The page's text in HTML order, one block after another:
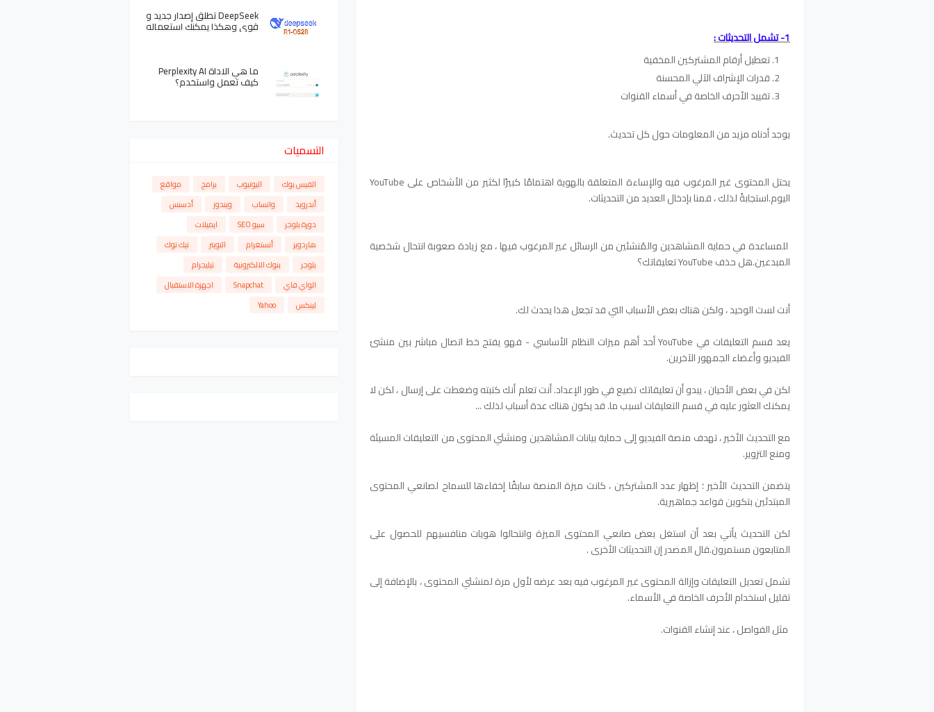
1- تشمل التحديثات :
تعطيل أرقام المشتركين المخفية
قدرات الإشراف الآلي المحسنة
تقييد الأحرف الخاصة في أسماء القنوات
يوجد أدناه مزيد من المعلومات حول كل تحديث.
يحتل المحتوى غير المرغوب فيه والإساءة المتعلقة بالهوية اهتمامًا كبيرًا لكثير من الأشخاص على YouTube
اليوم.استجابةً لذلك ، قمنا بإدخال العديد من التحديثات.
للمساعدة في حماية المشاهدين والمُنشئين من الرسائل غير المرغوب فيها ، مع زيادة صعوبة انتحال شخصية
المبدعين.هل حذف YouTube تعليقاتك؟
أنت لست الوحيد ، ولكن هناك بعض الأسباب التي قد تجعل هذا يحدث لك.
يعد قسم التعليقات في YouTube أحد أهم ميزات النظام الأساسي - فهو يفتح خط اتصال مباشر بين منشئ
الفيديو وأعضاء الجمهور الآخرين.
لكن في بعض الأحيان ، يبدو أن تعليقاتك تضيع في طور الإعداد. أنت تعلم أنك كتبته وضغطت على إرسال ، لكن لا
يمكنك العثور عليه في قسم التعليقات لسبب ما. قد يكون هناك عدة أسباب لذلك ...
مع التحديث الأخير ، تهدف منصة الفيديو إلى حماية بيانات المشاهدين ومنشئي المحتوى من التعليقات المسيئة
ومنع التزوير.
يتضمن التحديث الأخير ؛ إظهار عدد المشتركين ، كانت ميزة المنصة سابقًا إخفاءها للسماح لصانعي المحتوى
المبتدئين بتكوين قواعد جماهيرية.
لكن التحديث يأتي بعد أن استغل بعض صانعي المحتوى الميزة وانتحالوا هويات منافسيهم للحصول على
المتابعون مستمرون.قال المصدر إن التحديثات الأخرى .
تشمل تعديل التعليقات وإزالة المحتوى غير المرغوب فيه بعد عرضه لأول مرة لمنشئي المحتوى ، بالإضافة إلى
تقليل استخدام الأحرف الخاصة في الأسماء.
مثل الفواصل ، عند إنشاء القنوات.
DeepSeek تطلق إصدار جديد و
قوي وهكذا يمكنك استعماله
ما هي الاداة Perplexity AI
كيف تعمل واستخدم؟
التسميات
الفيس بوك اليوتيوب برامج
مواقع
أندرويد
واتساب ويندوز
أدسنس
دورة بلوجر
سيو SEO
ايميلات
هاردوير
أنستغرام التويتر
تيك توك
بلوجر
بنوك الالكترونية
تيليجرام
الواي فاي
Snapchat
اجهزة الاستقبال
لينكس
Yahoo